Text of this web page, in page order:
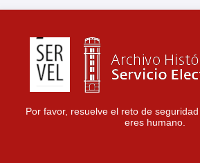
Por favor, resuelve el reto de
eres humano.